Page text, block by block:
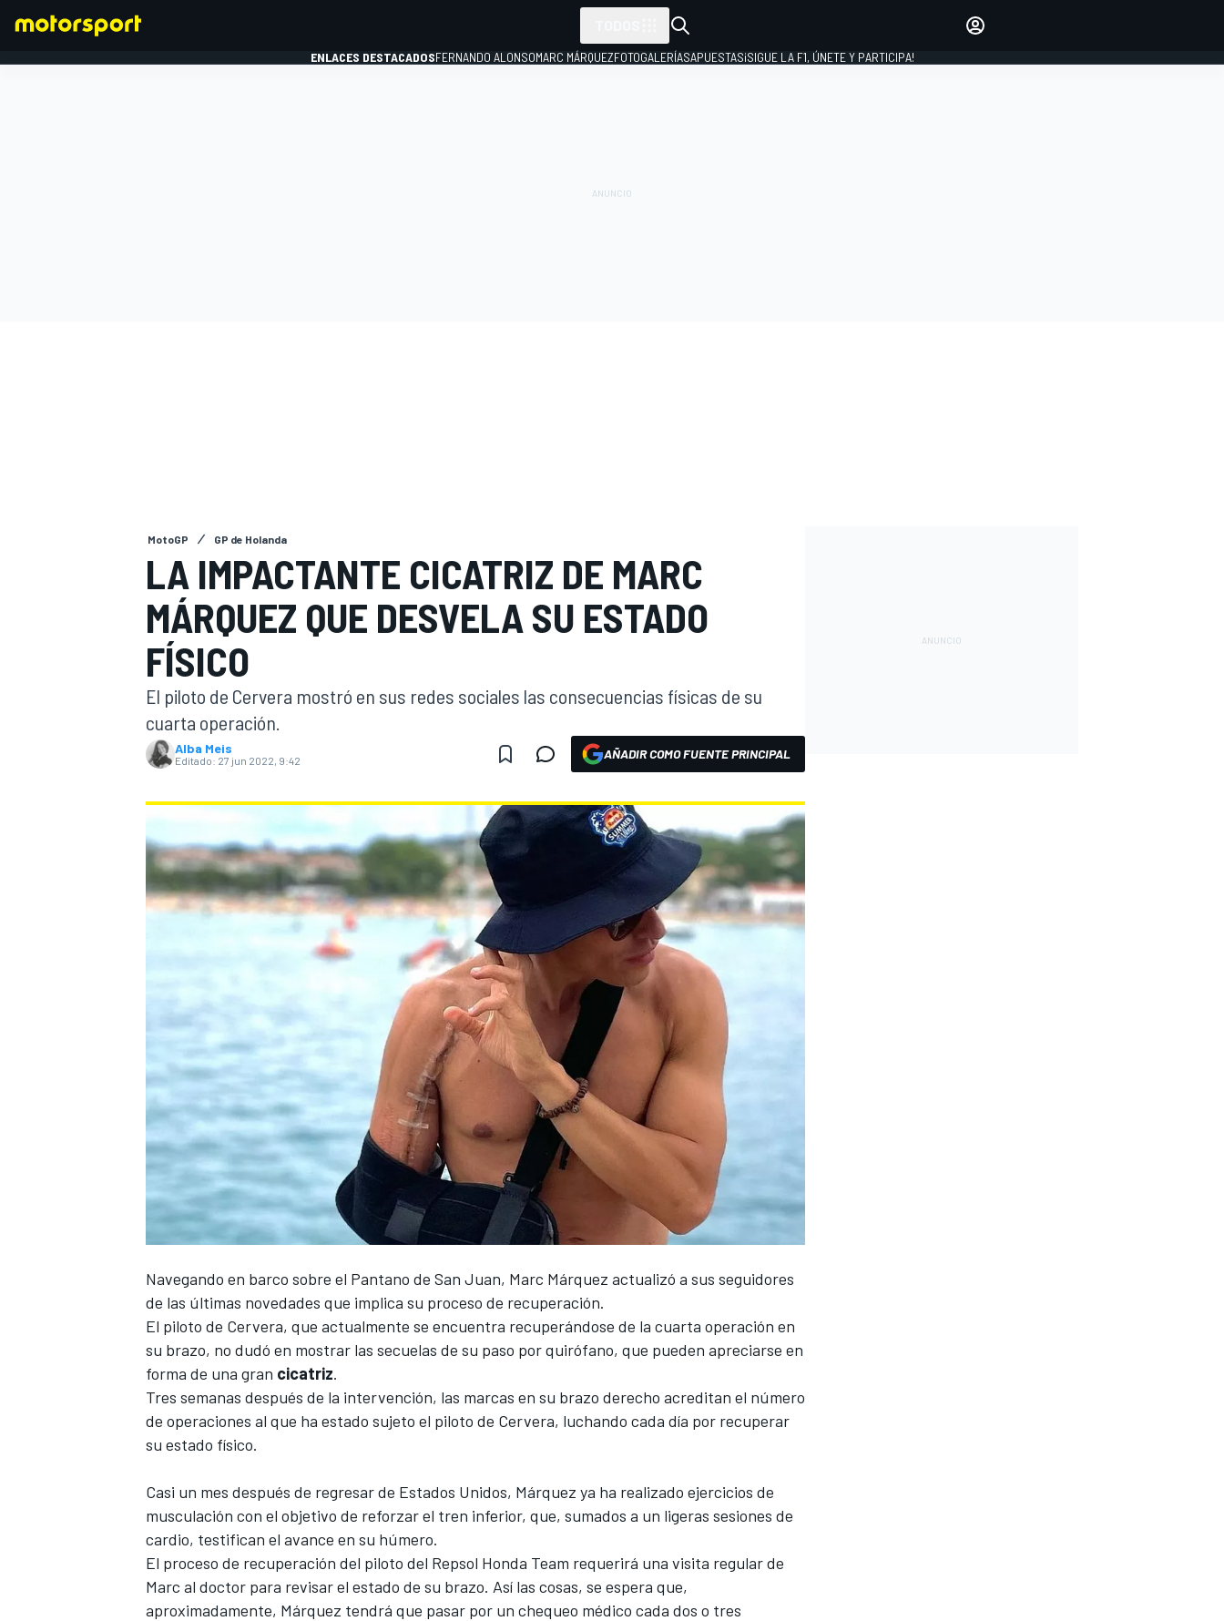
WEC
ENLACES DESTACADOSFERNANDO ALONSOMARC MÁRQUEZFOTOGALERÍASAPUESTAS¡SIGUE LA F1, ÚNETE Y PARTICIPA!
MotoGP GP de Holanda
LA IMPACTANTE CICATRIZ DE MARC
MÁRQUEZ QUE DESVELA SU ESTADO
FÍSICO
El piloto de Cervera mostró en sus redes sociales las consecuencias físicas de su
cuarta operación.
Alba Meis
Editado: 27 jun 2022, 9:42 AÑADIR COMO FUENTE PRINCIPAL
Navegando en barco sobre el Pantano de San Juan, Marc Márquez actualizó a sus seguidores
de las últimas novedades que implica su proceso de recuperación.
El piloto de Cervera, que actualmente se encuentra recuperándose de la cuarta operación en
su brazo, no dudó en mostrar las secuelas de su paso por quirófano, que pueden apreciarse en
forma de una gran cicatriz.
Tres semanas después de la intervención, las marcas en su brazo derecho acreditan el número
de operaciones al que ha estado sujeto el piloto de Cervera, luchando cada día por recuperar
su estado físico.
Casi un mes después de regresar de Estados Unidos, Márquez ya ha realizado ejercicios de
musculación con el objetivo de reforzar el tren inferior, que, sumados a un ligeras sesiones de
cardio, testifican el avance en su húmero.
El proceso de recuperación del piloto del Repsol Honda Team requerirá una visita regular de
Marc al doctor para revisar el estado de su brazo. Así las cosas, se espera que,
aproximadamente, Márquez tendrá que pasar por un chequeo médico cada dos o tres